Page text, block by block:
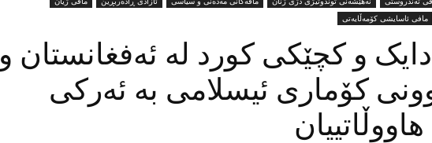
مافی ئاسایشی کۆمەڵایەتی
و کچێکی کورد لە ئەفغانستان و
کۆماری ئیسلامی بە ئەركی